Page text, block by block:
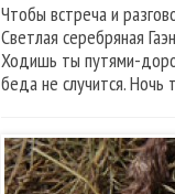
Чтобы встреча и
Светлая серебряная
Ходишь ты путями-
беда не случится.